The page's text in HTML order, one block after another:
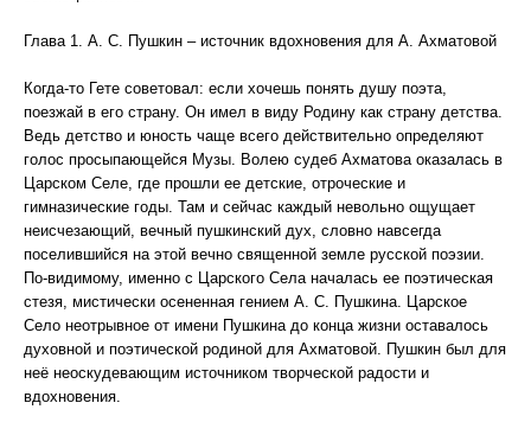
Глава 1. А. С. Пушкин – источник вдохновения для А. Ахматовой
Когда-то Гете советовал: если хочешь понять душу поэта,
поезжай в его страну. Он имел в виду Родину как страну детства.
Ведь детство и юность чаще всего действительно определяют
голос просыпающейся Музы. Волею судеб Ахматова оказалась в
Царском Селе, где прошли ее детские, отроческие и
гимназические годы. Там и сейчас каждый невольно ощущает
неисчезающий, вечный пушкинский дух, словно навсегда
поселившийся на этой вечно священной земле русской поэзии.
По-видимому, именно с Царского Села началась ее поэтическая
стезя, мистически осененная гением А. С. Пушкина. Царское
Село неотрывное от имени Пушкина до конца жизни оставалось
духовной и поэтической родиной для Ахматовой. Пушкин был для
неё неоскудевающим источником творческой радости и
вдохновения.